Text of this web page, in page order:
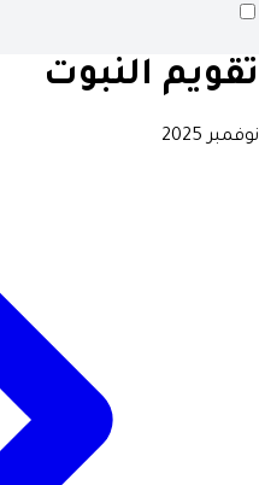
تقويم النبوت
نوفمبر 2025